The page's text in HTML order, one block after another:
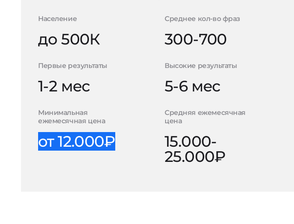
Население
до 500К
Среднее кол-во фраз
300-700
Первые результаты
1-2 мес
Высокие результаты
5-6 мес
Минимальная
ежемесячная цена
от 12.000₽
Средняя ежемесячная
цена
15.000-
25.000₽